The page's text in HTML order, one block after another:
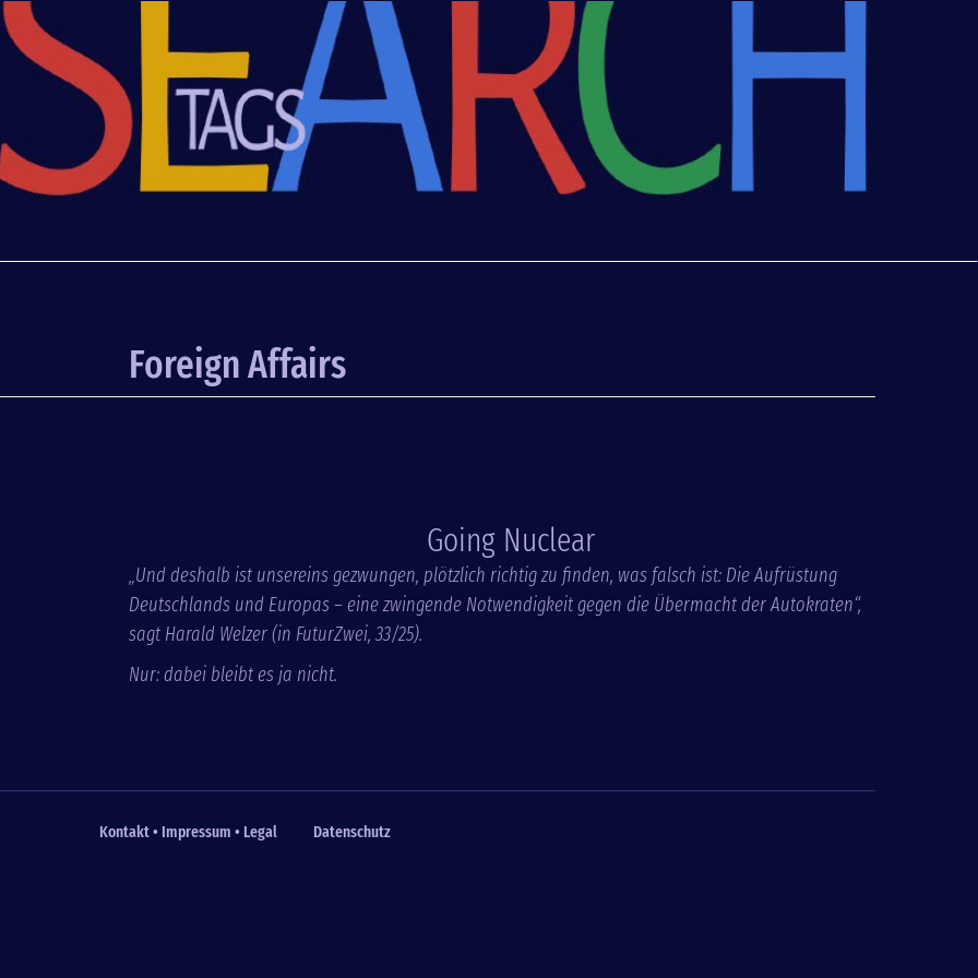
Foreign Affairs
Going Nuclear
„Und deshalb ist unsereins gezwungen, plötzlich richtig zu finden, was falsch ist: Die Aufrüstung
Deutschlands und Europas – eine zwingende Notwendigkeit gegen die Übermacht der Autokraten“,
sagt Harald Welzer (in FuturZwei, 33/25).
Nur: dabei bleibt es ja nicht.
Kontakt • Impressum • Legal Datenschutz